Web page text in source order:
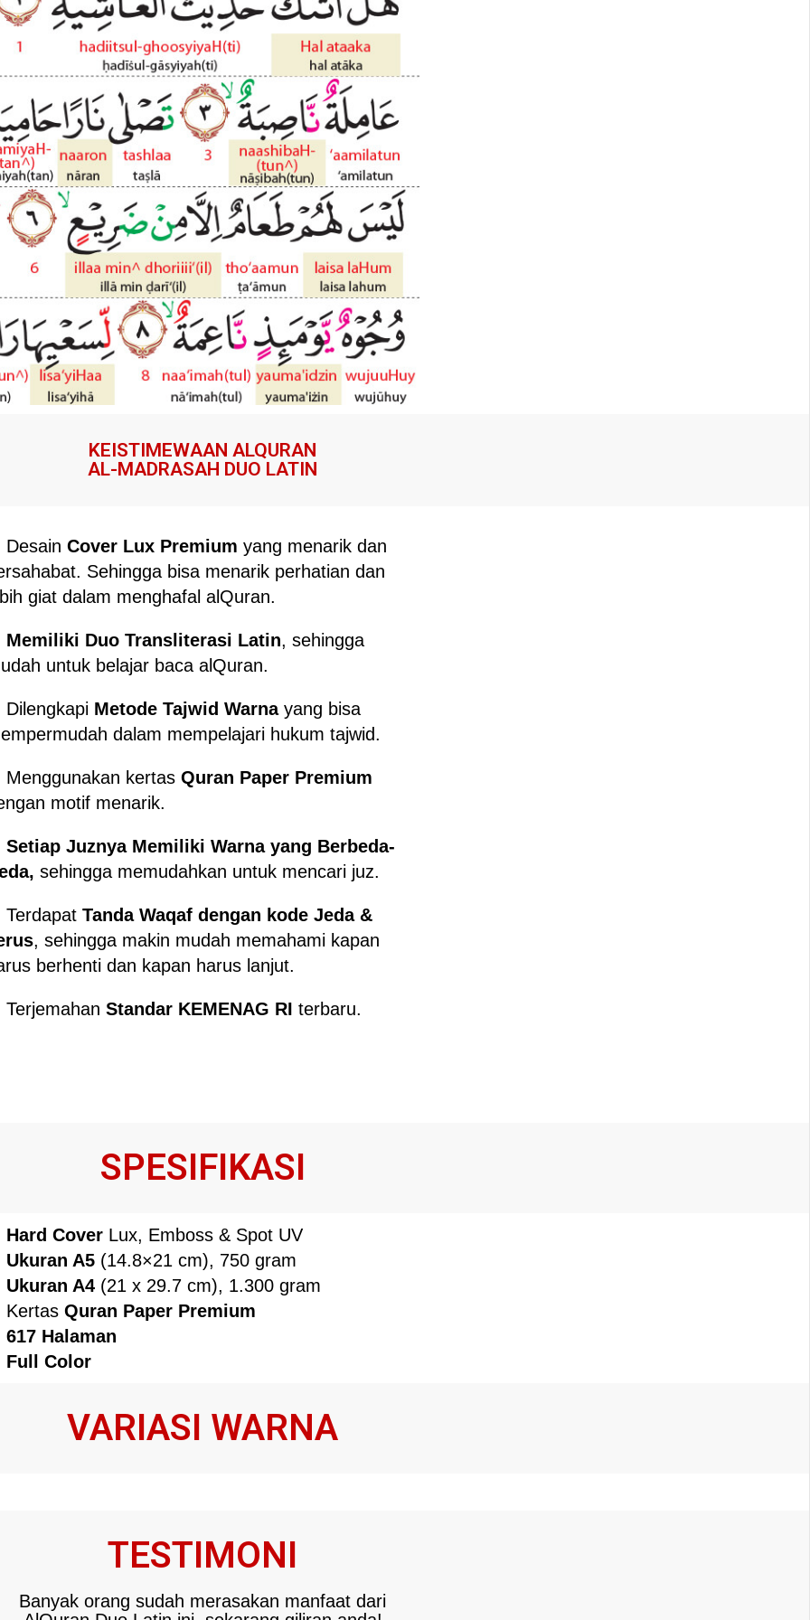
KEISTIMEWAAN ALQURAN
AL-MADRASAH DUO LATIN
Desain Cover Lux Premium yang menarik dan
Sehingga bisa menarik perhatian dan
giat dalam menghafal alQuran.
Memiliki Duo Transliterasi Latin, sehingga
untuk belajar baca alQuran.
Dilengkapi Metode Tajwid Warnayang bisa
dalam mempelajari hukum tajwid.
Menggunakan kertas Quran Paper Premium
motif menarik.
Setiap Juznya Memiliki Warna yang Berbeda-
sehingga memudahkan untuk mencari juz.
Terdapat Tanda Waqaf dengan kode Jeda &
, sehingga makin mudah memahami kapan
berhenti dan kapan harus lanjut.
Terjemahan Standar KEMENAG RI terbaru.
SPESIFIKASI
Hard Cover Lux, Emboss & Spot UV
Ukuran A5 (14.8×21 cm), 750 gram
Ukuran A4 (21 x 29.7 cm), 1.300 gram
Kertas Quran Paper Premium
617 Halaman
Full Color
VARIASI WARNA
TESTIMONI
Banyak orang sudah merasakan manfaat dari